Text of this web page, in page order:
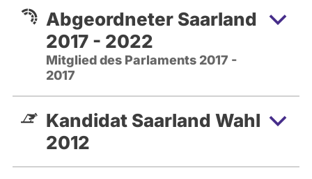
Abgeordneter Saarland
2017 - 2022
Mitglied des Parlaments 2017 -
2017
Kandidat Saarland Wahl
2012